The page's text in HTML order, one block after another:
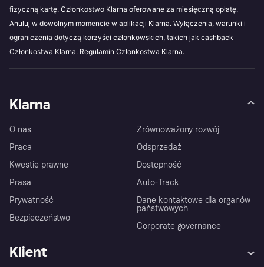
fizyczną kartę. Członkostwo Klarna oferowane za miesięczną opłatę.
Anuluj w dowolnym momencie w aplikacji Klarna. Wyłączenia, warunki i
ograniczenia dotyczą korzyści członkowskich, takich jak cashback
Członkostwa Klarna. Regulamin Członkostwa Klarna.
Klarna
O nas
Praca
Kwestie prawne
Prasa
Prywatność
Bezpieczeństwo
Zrównoważony rozwój
Odsprzedaż
Dostępność
Auto-Track
Dane kontaktowe dla organów
państwowych
Corporate governance
Klient